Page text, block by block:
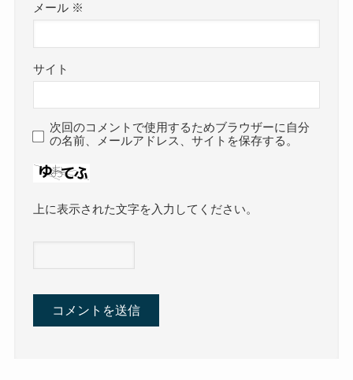
メール ※
サイト
次回のコメントで使用するためブラウザーに自分
の名前、メールアドレス、サイトを保存する。
上に表示された文字を入力してください。